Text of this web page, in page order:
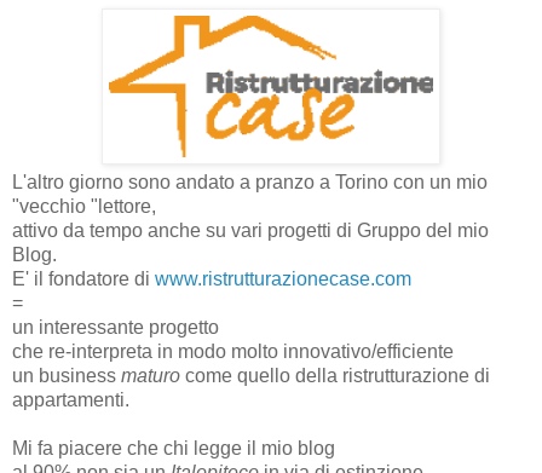
L'altro giorno sono andato a pranzo a Torino con un mio
"vecchio "lettore,
attivo da tempo anche su vari progetti di Gruppo del mio
Blog.
E' il fondatore di www.ristrutturazionecase.com
=
un interessante progetto
che re-interpreta in modo molto innovativo/efficiente
un business maturo come quello della ristrutturazione di
appartamenti.
Mi fa piacere che chi legge il mio blog